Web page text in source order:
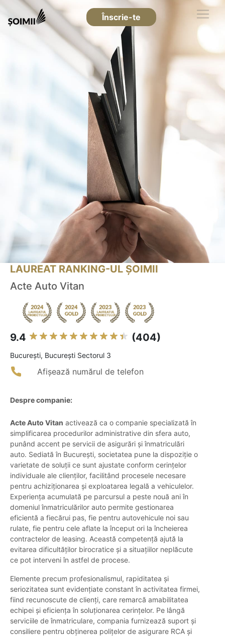
Înscrie-te
LAUREAT RANKING-UL ȘOIMII
Acte Auto Vitan
9.4 (404)
Bucureşti, Bucureşti Sectorul 3
Afișează numărul de telefon
Despre companie:
Acte Auto Vitan activează ca o companie specializată în
simplificarea procedurilor administrative din sfera auto,
punând accent pe servicii de asigurări și înmatriculări
auto. Sediată în București, societatea pune la dispoziție o
varietate de soluții ce sunt ajustate conform cerințelor
individuale ale clienților, facilitând procesele necesare
pentru achiziționarea și exploatarea legală a vehiculelor.
Experiența acumulată pe parcursul a peste nouă ani în
domeniul înmatriculărilor auto permite gestionarea
eficientă a fiecărui pas, fie pentru autovehicule noi sau
rulate, fie pentru cele aflate la început ori la încheierea
contractelor de leasing. Această competență ajută la
evitarea dificultăților birocratice și a situațiilor neplăcute
ce pot interveni în astfel de procese.
Elemente precum profesionalismul, rapiditatea și
seriozitatea sunt evidențiate constant în activitatea firmei,
fiind recunoscute de clienți, care remarcă amabilitatea
echipei și eficiența în soluționarea cerințelor. Pe lângă
serviciile de înmatriculare, compania furnizează suport și
consiliere pentru obținerea polițelor de asigurare RCA și